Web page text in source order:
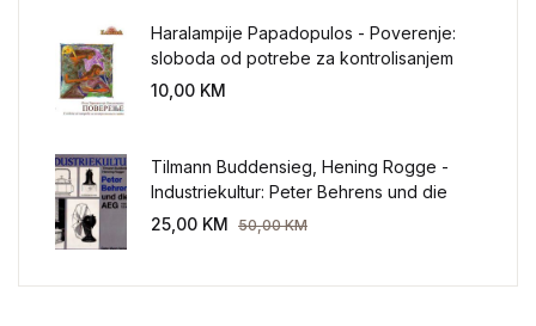
Haralampije Papadopulos - Poverenje:
sloboda od potrebe za kontrolisanjem
sveta
10,00 KM
Tilmann Buddensieg, Hening Rogge -
Industriekultur: Peter Behrens und die
AEG 1907-1914.
25,00 KM 50,00KM